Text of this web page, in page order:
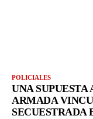
POLICIALES
UNA
ARMADA
SECUESTRADA